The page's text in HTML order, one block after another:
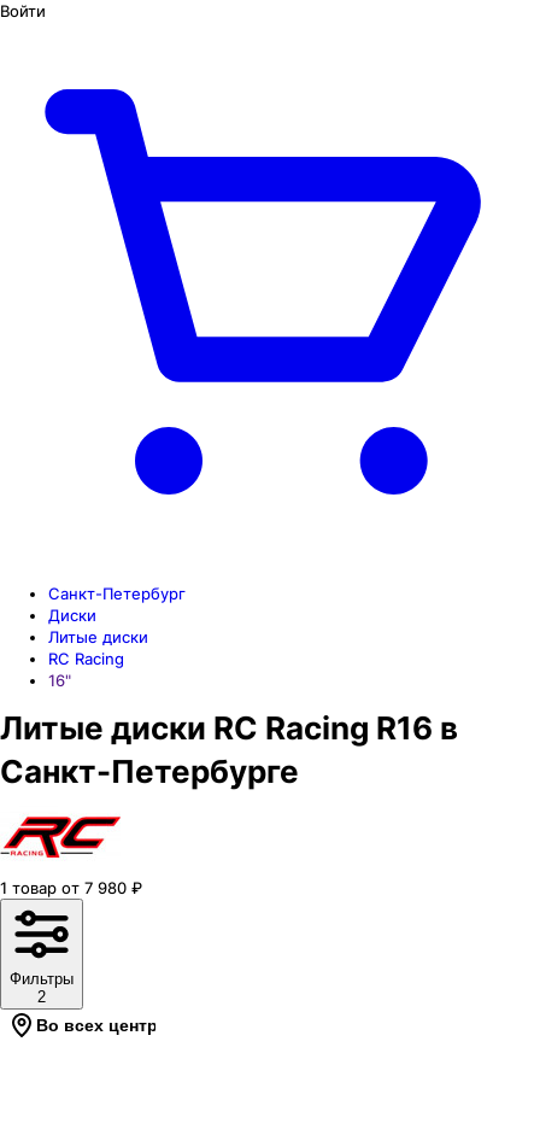
Войти
Санкт-Петербург
Диски
Литые диски
RC Racing
16"
Литые диски RC Racing R16 в
Санкт-Петербурге
1 товар от 7 980 ₽
Фильтры
2
Во всех центрах